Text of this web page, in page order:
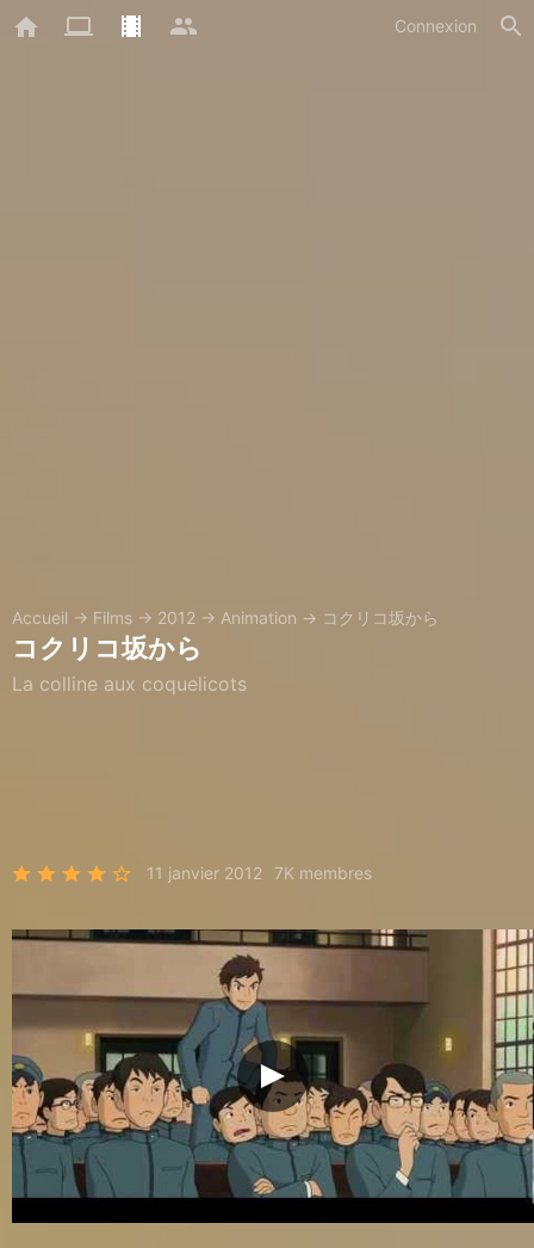
Connexion
Accueil → Films → 2012 → Animation → コクリコ坂から
コクリコ坂から
La colline aux coquelicots
11 janvier 2012 7K membres